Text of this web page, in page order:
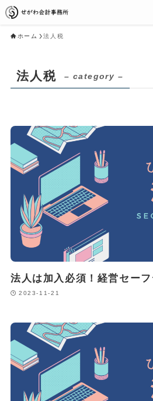
ホーム 法人税
法人税 – category –
法人は加入必須！経営セー
2023-11-21